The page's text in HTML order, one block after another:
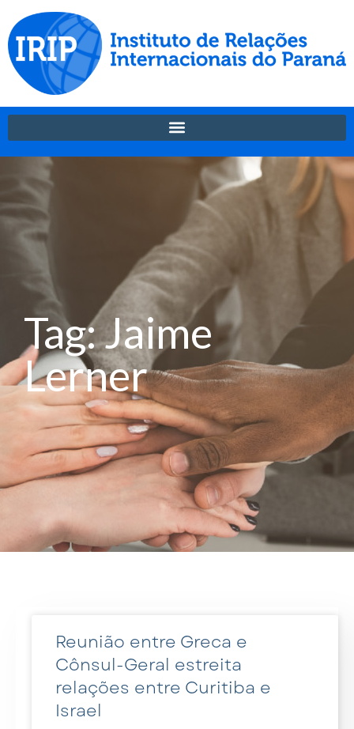
Tag: Jaime
Lerner
Reunião entre Greca e
Cônsul-Geral estreita
relações entre Curitiba e
Israel